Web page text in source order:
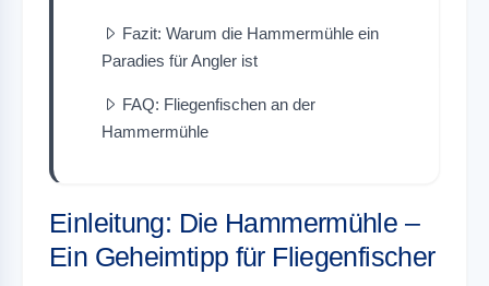
Fazit: Warum die Hammermühle ein
Paradies für Angler ist
FAQ: Fliegenfischen an der
Hammermühle
Einleitung: Die Hammermühle –
Ein Geheimtipp für Fliegenfischer